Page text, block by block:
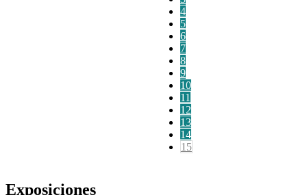
4
5
6
7
8
9
10
11
12
13
14
15
Exposiciones